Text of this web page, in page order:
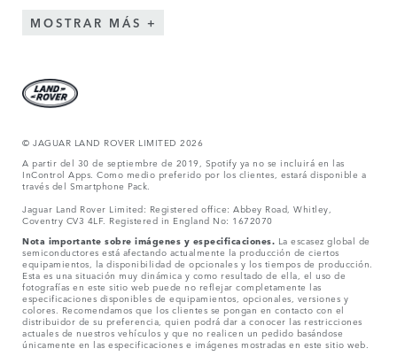
MOSTRAR MÁS
© JAGUAR LAND ROVER LIMITED 2026
A partir del 30 de septiembre de 2019, Spotify ya no se incluirá en las
InControl Apps. Como medio preferido por los clientes, estará disponible a
través del Smartphone Pack.
Jaguar Land Rover Limited: Registered office: Abbey Road, Whitley,
Coventry CV3 4LF. Registered in England No: 1672070
Nota importante sobre imágenes y especificaciones. La escasez global de
semiconductores está afectando actualmente la producción de ciertos
equipamientos, la disponibilidad de opcionales y los tiempos de producción.
Esta es una situación muy dinámica y como resultado de ella, el uso de
fotografías en este sitio web puede no reflejar completamente las
especificaciones disponibles de equipamientos, opcionales, versiones y
colores. Recomendamos que los clientes se pongan en contacto con el
distribuidor de su preferencia, quien podrá dar a conocer las restricciones
actuales de nuestros vehículos y que no realicen un pedido basándose
únicamente en las especificaciones e imágenes mostradas en este sitio web.